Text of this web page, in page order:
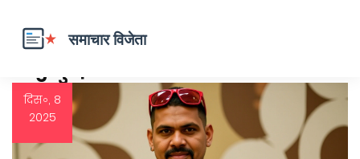
Tag: दुबई कैपिटल्स
दिस॰, 8
2025